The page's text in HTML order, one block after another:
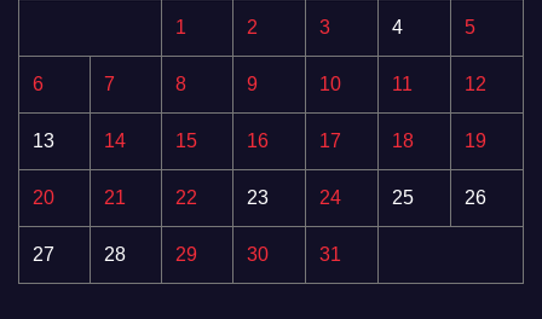
1 2 3 4 5
6 7 8 9 10 11 12
13 14 15 16 17 18 19
20 21 22 23 24 25 26
27 28 29 30 31